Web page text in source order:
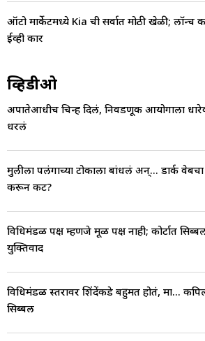
ऑटो मार्केटमध्ये Kia ची सर्वात मोठी खेळी; लॉन्च
ईव्ही कार
व्हिडीओ
अपात्रतेआधीच चिन्ह दिलं, निवडणूक आयोगाला
धरलं
मुलीला पलंगाच्या टोकाला बांधलं अन्... डार्क
करून कट?
विधिमंडळ पक्ष म्हणजे मूळ पक्ष नाही; कोर्टात
युक्तिवाद
विधिमंडळ स्तरावर शिंदेंकडे बहुमत होतं, मात्र...
सिब्बल